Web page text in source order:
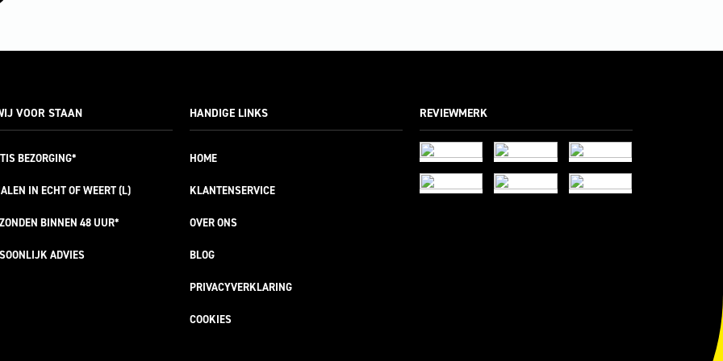
VOOR STAAN
BEZORGING*
IN ECHT OF WEERT (L)
BINNEN 48 UUR*
ADVIES
HANDIGE LINKS
HOME
KLANTENSERVICE
OVER ONS
BLOG
PRIVACYVERKLARING
COOKIES
REVIEWMERK